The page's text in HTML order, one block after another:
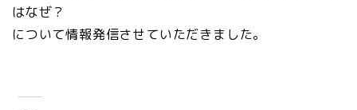
はなぜ？
について情報発信させていただきました。